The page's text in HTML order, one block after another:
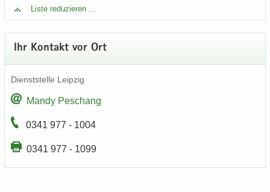
Liste re­du­zie­ren ...
Ihr Kon­takt vor Ort
Dienst­stel­le Leip­zig
Mandy Peschang
0341 977 - 1004
0341 977 - 1099